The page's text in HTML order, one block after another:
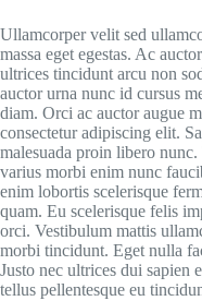
Ullamcorper velit sed
massa eget egestas. Ac
ultrices tincidunt arcu non
auctor urna nunc id cursus
diam. Orci ac auctor augue
consectetur adipiscing elit.
malesuada proin libero
varius morbi enim nunc
enim lobortis scelerisque
quam. Eu scelerisque felis
orci. Vestibulum mattis
morbi tincidunt. Eget nulla
Justo nec ultrices dui sapien
tellus pellentesque eu